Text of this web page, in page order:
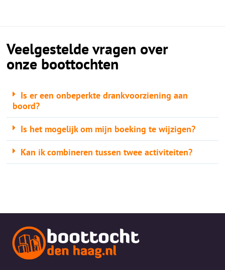
Veelgestelde vragen over
onze boottochten
Is er een onbeperkte drankvoorziening aan
boord?
Is het mogelijk om mijn boeking te wijzigen?
Kan ik combineren tussen twee activiteiten?